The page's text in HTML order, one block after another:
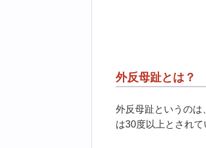
外反母趾とは？
外反母趾というのは
は30度以上とされて